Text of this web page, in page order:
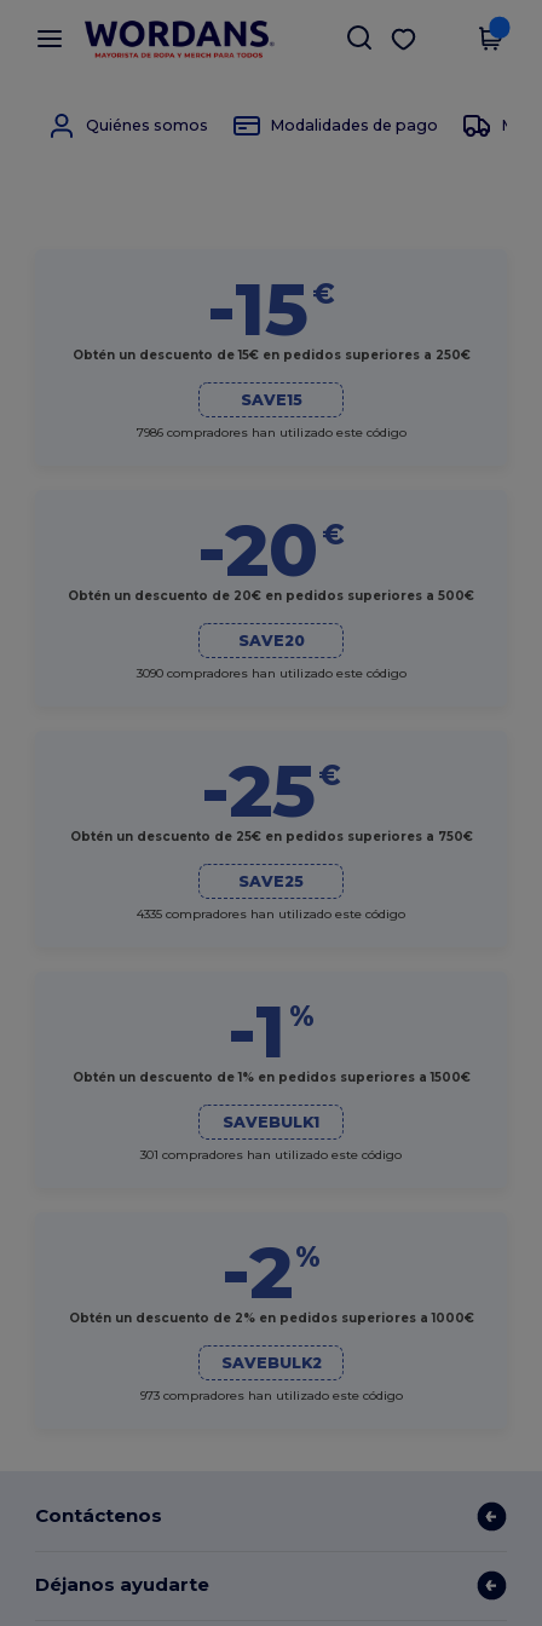
× App de Wordans
¡Mejores precios en app!
Descargar app
Quiénes somos Modalidades de pago
-15€
Obtén un descuento de 15€ en pedidos superiores a 250€
SAVE15
7986 compradores han utilizado este código
-20 €
Obtén un descuento de 20€ en pedidos superiores a 500€
SAVE20
3090 compradores han utilizado este código
-25€
Obtén un descuento de 25€ en pedidos superiores a 750€
SAVE25
4335 compradores han utilizado este código
-1 %
Obtén un descuento de 1% en pedidos superiores a 1500€
SAVEBULK1
301 compradores han utilizado este código
-2%
Obtén un descuento de 2% en pedidos superiores a 1000€
SAVEBULK2
973 compradores han utilizado este código
Contáctenos
Déjanos ayudarte